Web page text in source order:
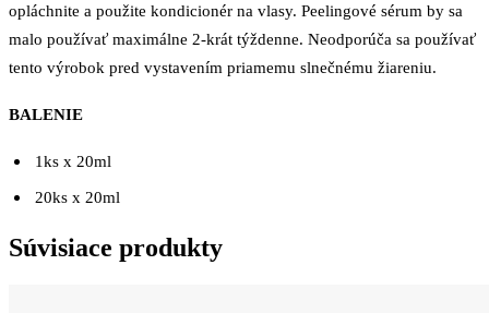
opláchnite a použite kondicionér na vlasy. Peelingové sérum by sa
malo používať maximálne 2-krát týždenne. Neodporúča sa používať
tento výrobok pred vystavením priamemu slnečnému žiareniu.
BALENIE
1ks x 20ml
20ks x 20ml
Súvisiace produkty